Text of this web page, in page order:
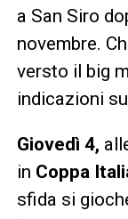
a San Siro
novembre.
versto il big
indicazioni
Giovedì 4,
in Coppa
sfida si